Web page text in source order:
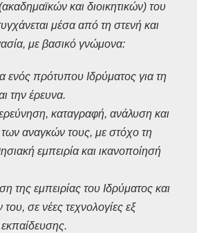
και διοικητικών) του
μέσα από τη στενή και
με βασικό γνώμονα:
ενός πρότυπου Ιδρύματος για τη
την έρευνα.
καταγραφή, ανάλυση και
αναγκών τους, με στόχο τη
εμπειρία και ικανοποίησή
της εμπειρίας του Ιδρύματος και
σε νέες τεχνολογίες εξ